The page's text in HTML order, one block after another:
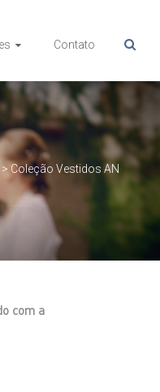
Contato
> Coleção Vestidos AN
com a